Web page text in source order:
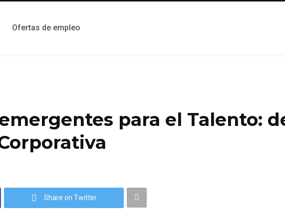
Ofertas de empleo
para el Talento:
Share on Twitter